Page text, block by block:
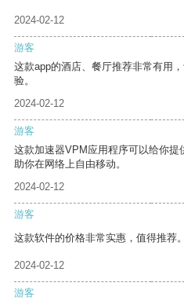
2024-02-12
游客
这款app的酒店、餐厅推荐非常有用
验。
2024-02-12
游客
这款加速器VPM应用程序可以给你
助你在网络上自由移动。
2024-02-12
游客
这款软件的价格非常实惠，值得推荐。
2024-02-12
游客